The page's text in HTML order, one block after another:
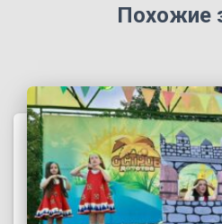
Похожие